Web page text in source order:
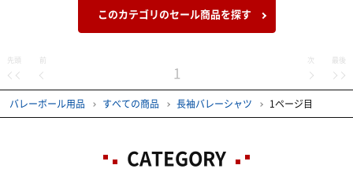
このカテゴリのセール商品を探す
先頭 前
1
次 最後
バレーボール用品 すべての商品 長袖バレーシャツ 1ページ目
CATEGORY